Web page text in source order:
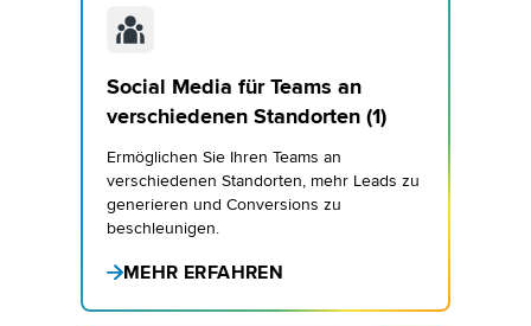
Social Media für Teams an
verschiedenen Standorten (1)
Ermöglichen Sie Ihren Teams an
verschiedenen Standorten, mehr Leads zu
generieren und Conversions zu
beschleunigen.
MEHR ERFAHREN